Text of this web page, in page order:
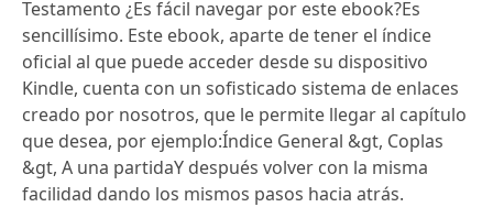
Testamento ¿Es fácil navegar por este ebook?Es
sencillísimo. Este ebook, aparte de tener el índice
oficial al que puede acceder desde su dispositivo
Kindle, cuenta con un sofisticado sistema de enlaces
creado por nosotros, que le permite llegar al capítulo
que desea, por ejemplo:Índice General &gt, Coplas
&gt, A una partidaY después volver con la misma
facilidad dando los mismos pasos hacia atrás.